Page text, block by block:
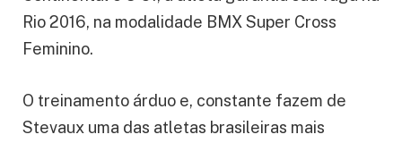
Rio 2016, na modalidade BMX Super Cross
Feminino.
O treinamento árduo e, constante fazem de
Stevaux uma das atletas brasileiras mais